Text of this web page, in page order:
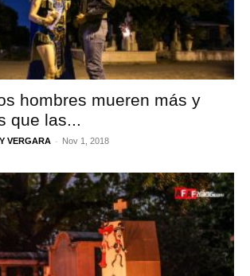
hombres mueren más y
que las...
VERGARA - Nov 1, 2018